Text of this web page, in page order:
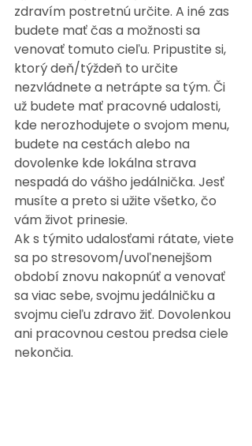
zdravím postretnú určite. A iné zas
budete mať čas a možnosti sa
venovať tomuto cieľu. Pripustite si,
ktorý deň/týždeň to určite
nezvládnete a netrápte sa tým. Či
už budete mať pracovné udalosti,
kde nerozhodujete o svojom menu,
budete na cestách alebo na
dovolenke kde lokálna strava
nespadá do vášho jedálnička. Jesť
musíte a preto si užite všetko, čo
vám život prinesie.
Ak s týmito udalosťami rátate, viete
sa po stresovom/uvoľnenejšom
období znovu nakopnúť a venovať
sa viac sebe, svojmu jedálničku a
svojmu cieľu zdravo žiť. Dovolenkou
ani pracovnou cestou predsa ciele
nekončia.